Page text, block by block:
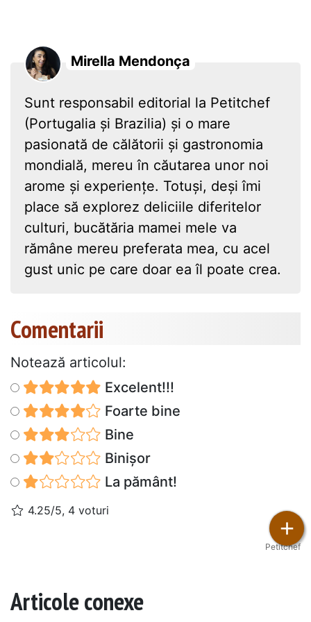
Mirella Mendonça
Sunt responsabil editorial la Petitchef
(Portugalia și Brazilia) și o mare
pasionată de călătorii și gastronomia
mondială, mereu în căutarea unor noi
arome și experiențe. Totuși, deși îmi
place să explorez deliciile diferitelor
culturi, bucătăria mamei mele va
rămâne mereu preferata mea, cu acel
gust unic pe care doar ea îl poate crea.
Comentarii
Notează articolul:
Excelent!!!
Foarte bine
Bine
Binișor
La pământ!
4.25/5, 4 voturi
Petitchef
Articole conexe
+